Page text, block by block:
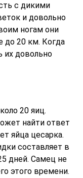
с дикими
и довольно
ногам они
до 20 км. Когда
их довольно
20 яиц.
найти ответ
яйца цесарка.
составляет в
дней. Самец не
этого времени.